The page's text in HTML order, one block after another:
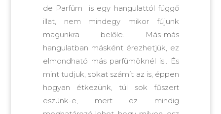
de Parfüm is egy hangulattól függő
illat, nem mindegy mikor fújunk
magunkra belőle. Más-más
hangulatban másként érezhetjük, ez
elmondható más parfümöknél is.. És
mint tudjuk, sokat számít az is, éppen
hogyan étkezünk, túl sok fűszert
eszünk-e, mert ez mindig